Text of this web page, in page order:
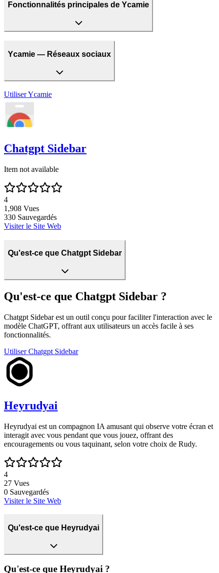
Fonctionnalités principales de Ycamie
Ycamie — Réseaux sociaux
UtiliserYcamie
Chatgpt Sidebar
Item not available
4
1,908 Vues
330 Sauvegardés
Visiter le Site Web
Qu'est-ce que Chatgpt Sidebar
Qu'est-ce que Chatgpt Sidebar ?
Chatgpt Sidebar est un outil conçu pour faciliter l'interaction avec le
modèle ChatGPT, offrant aux utilisateurs un accès facile à ses
fonctionnalités.
Utiliser Chatgpt Sidebar
Heyrudyai
Heyrudyai est un compagnon IA amusant qui observe votre écran et
interagit avec vous pendant que vous jouez, offrant des
encouragements ou vous taquinant, selon votre choix de Rudy.
4
27 Vues
0 Sauvegardés
Visiter le Site Web
Qu'est-ce que Heyrudyai
Qu'est-ce que Heyrudyai ?